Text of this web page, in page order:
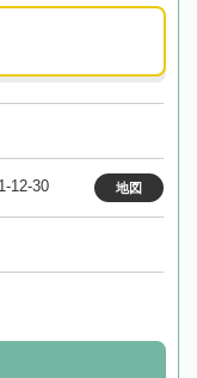
12-30 地図